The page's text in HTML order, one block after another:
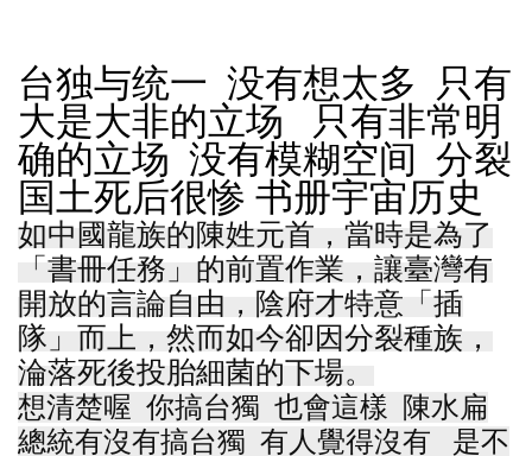
台独与统一 没有想太多 只有
大是大非的立场 只有非常明
确的立场 没有模糊空间 分裂
国土死后很惨 书册宇宙历史
如中國龍族的陳姓元首，當時是為了
「書冊任務」的前置作業，讓臺灣有
開放的言論自由，陰府才特意「插
隊」而上，然而如今卻因分裂種族，
淪落死後投胎細菌的下場。
想清楚喔 你搞台獨 也會這樣 陳水扁
總統有沒有搞台獨 有人覺得沒有 是不